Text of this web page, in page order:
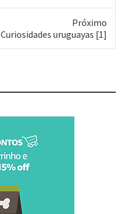
Próximo
Curiosidades uruguayas [1]